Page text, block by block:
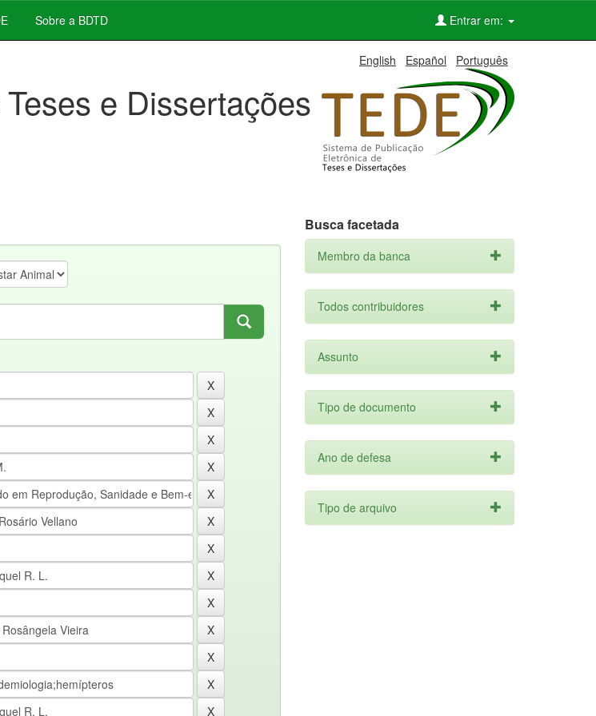
Sobre a BDTD Entrar em:
English Español Português
e Dissertações
Busca facetada
Membro da banca
Todos contribuidores
Assunto
Tipo de documento
Ano de defesa
Tipo de arquivo